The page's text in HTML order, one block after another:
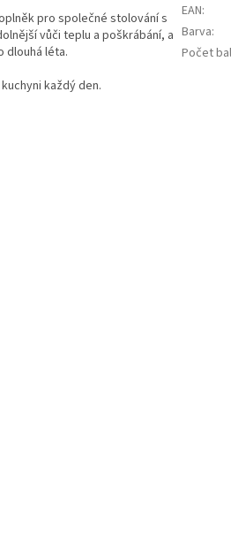
pro společné stolování s
vůči teplu a poškrábání, a
dlouhá léta.
každý den.
EAN:
Barva:
Počet